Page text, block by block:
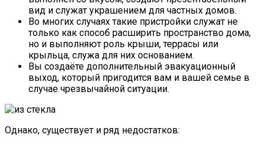
вид и служат украшением для частных домов.
Во многих случаях такие пристройки служат не
только как способ расширить пространство дома,
но и выполняют роль крыши, террасы или
крыльца, служа для них основанием.
Вы создаёте дополнительный эвакуационный
выход, который пригодится вам и вашей семье в
случае чрезвычайной ситуации.
Однако, существует и ряд недостатков: